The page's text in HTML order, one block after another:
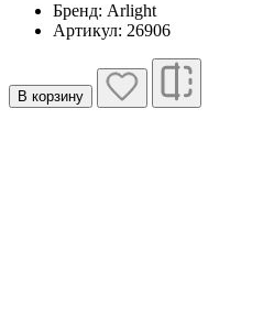
Бренд: Arlight
Артикул: 26906
В корзину